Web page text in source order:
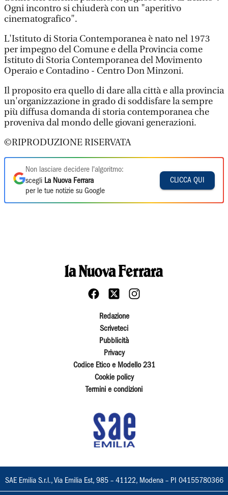
Ogni incontro si chiuderà con un "aperitivo
cinematografico".
L'Istituto di Storia Contemporanea è nato nel 1973
per impegno del Comune e della Provincia come
Istituto di Storia Contemporanea del Movimento
Operaio e Contadino - Centro Don Minzoni.
Il proposito era quello di dare alla città e alla provincia
un'organizzazione in grado di soddisfare la sempre
più diffusa domanda di storia contemporanea che
proveniva dal mondo delle giovani generazioni.
©RIPRODUZIONE RISERVATA
Non lasciare decidere l'algoritmo:
scegli La Nuova Ferrara
per le tue notizie su Google
CLICCA QUI
Redazione
Scriveteci
Pubblicità
Privacy
Codice Etico e Modello 231
Cookie policy
Termini e condizioni
SAE Emilia S.r.l., Via Emilia Est, 985 – 41122, Modena – PI 04155780366